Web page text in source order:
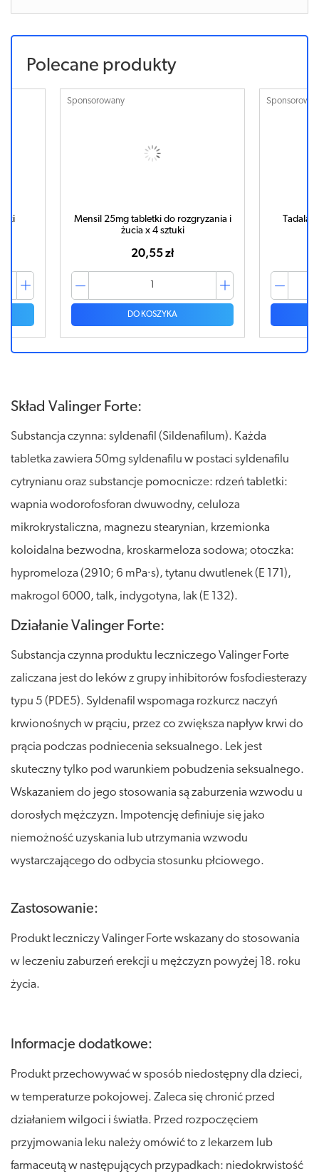
Polecane produkty
Sponsorowany
Mensil 25mg tabletki do rozgryzania i
żucia x 4 sztuki
20,55 zł
DO KOSZYKA
Skład Valinger Forte:
Substancja czynna: syldenafil (Sildenafilum). Każda
tabletka zawiera 50mg syldenafilu w postaci syldenafilu
cytrynianu oraz substancje pomocnicze: rdzeń tabletki:
wapnia wodorofosforan dwuwodny, celuloza
mikrokrystaliczna, magnezu stearynian, krzemionka
koloidalna bezwodna, kroskarmeloza sodowa; otoczka:
hypromeloza (2910; 6 mPa∙s), tytanu dwutlenek (E 171),
makrogol 6000, talk, indygotyna, lak (E 132).
Działanie Valinger Forte:
Substancja czynna produktu leczniczego Valinger Forte
zaliczana jest do leków z grupy inhibitorów fosfodiesterazy
typu 5 (PDE5). Syldenafil wspomaga rozkurcz naczyń
krwionośnych w prąciu, przez co zwiększa napływ krwi do
prącia podczas podniecenia seksualnego. Lek jest
skuteczny tylko pod warunkiem pobudzenia seksualnego.
Wskazaniem do jego stosowania są zaburzenia wzwodu u
dorosłych mężczyzn. Impotencję definiuje się jako
niemożność uzyskania lub utrzymania wzwodu
wystarczającego do odbycia stosunku płciowego.
Zastosowanie:
Produkt leczniczy Valinger Forte wskazany do stosowania
w leczeniu zaburzeń erekcji u mężczyzn powyżej 18. roku
życia.
Informacje dodatkowe:
Produkt przechowywać w sposób niedostępny dla dzieci,
w temperaturze pokojowej. Zaleca się chronić przed
działaniem wilgoci i światła. Przed rozpoczęciem
przyjmowania leku należy omówić to z lekarzem lub
farmaceutą w następujących przypadkach: niedokrwistość